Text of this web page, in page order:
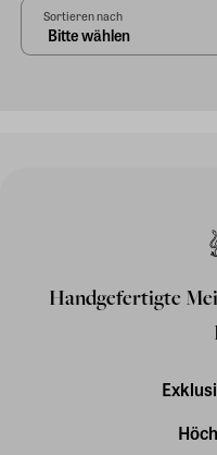
Sortieren nach
Handgefertigte